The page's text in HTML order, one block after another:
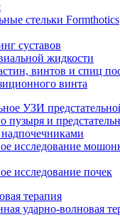
стельки Formthotics
суставов
жидкости
винтов и спиц
винта
УЗИ
пузыря и
исследование
исследование почек
терапия
ударно-волновая